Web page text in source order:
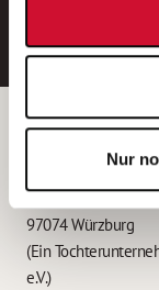
Nur
Betreiber der
Garitz
Kantstraße 45a
97074 Würzburg
(Ein
e.V.)